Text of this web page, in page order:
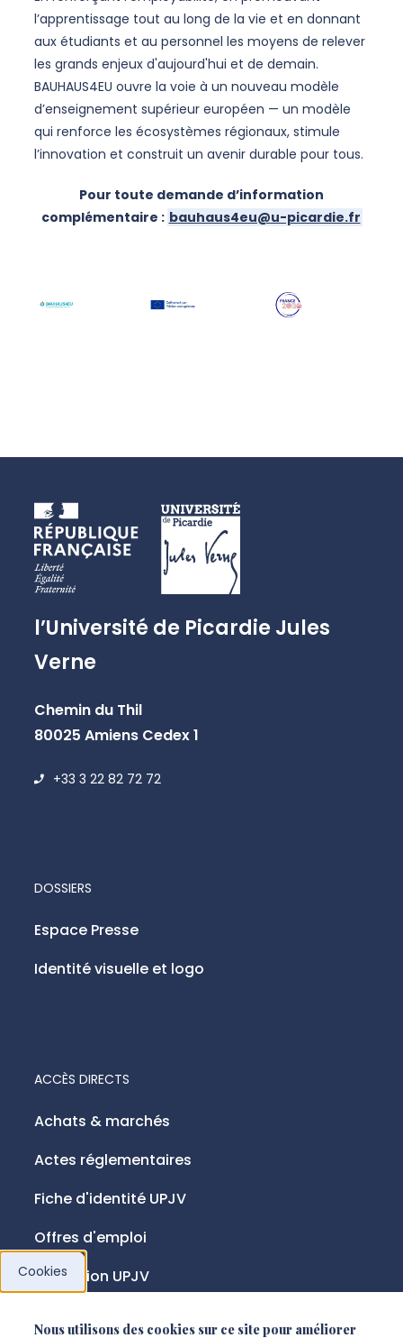
l’apprentissage tout au long de la vie et en donnant
aux étudiants et au personnel les moyens de relever
les grands enjeux d'aujourd'hui et de demain.
BAUHAUS4EU ouvre la voie à un nouveau modèle
d’enseignement supérieur européen — un modèle
qui renforce les écosystèmes régionaux, stimule
l’innovation et construit un avenir durable pour tous.
Pour toute demande d’information
complémentaire : bauhaus4eu@u-picardie.fr
l’Université de Picardie Jules
Verne
Chemin du Thil
80025 Amiens Cedex 1
+33 3 22 82 72 72
ACCÈS DIRECTS
Achats & marchés
Actes réglementaires
Fiche d'identité UPJV
Offres d'emploi
Fondation UPJV
DOSSIERS
Espace Presse
Identité visuelle et logo
Cookies
Nous utilisons des cookies sur ce site pour améliorer